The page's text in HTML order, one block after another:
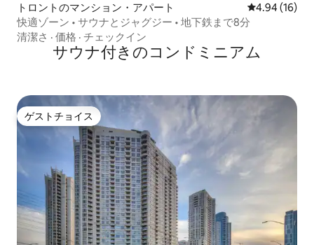
トロントのマンション・アパート レビュー16
4.94 (16)
快適ゾーン • サウナとジャグジー • 地下鉄まで8分
清潔さ · 価格 · チェックイン
サウナ付きのコンドミニアム
ゲストチョイス
ゲストチョイス